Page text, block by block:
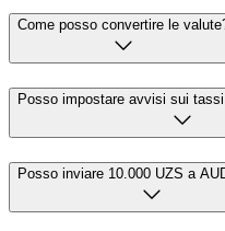
Come posso convertire le
Posso impostare avvisi sui
Posso inviare 10.000 UZS a